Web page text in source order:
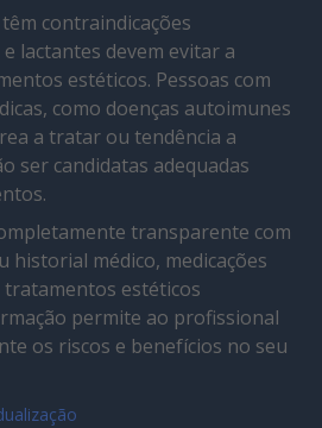
contraindicações
e lactantes devem evitar a
estéticos. Pessoas com
como doenças autoimunes
a tratar ou tendência a
ser candidatas adequadas
transparente com
historial médico, medicações
estéticos
permite ao profissional
os riscos e benefícios no seu